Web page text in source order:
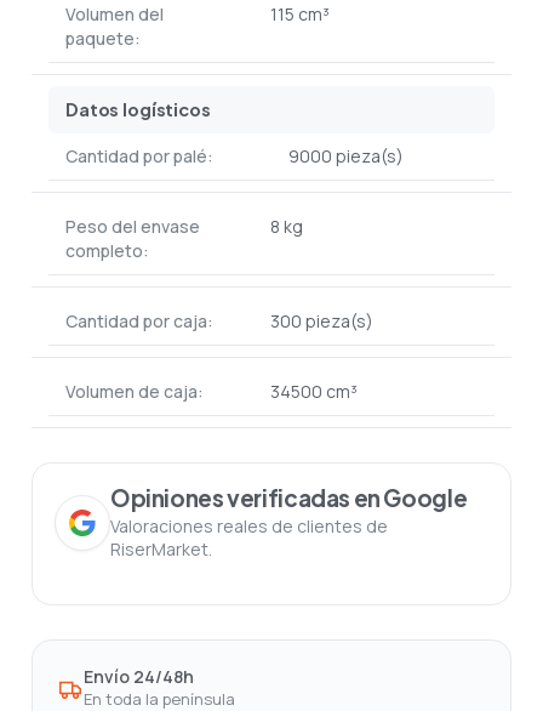
Volumen del
paquete:
115 cm³
Datos logísticos
Cantidad por palé: 9000 pieza(s)
Peso del envase
completo:
8 kg
Cantidad por caja: 300 pieza(s)
Volumen de caja: 34500 cm³
Opiniones verificadas en Google
Valoraciones reales de clientes de
RiserMarket.
Envío 24/48h
En toda la península